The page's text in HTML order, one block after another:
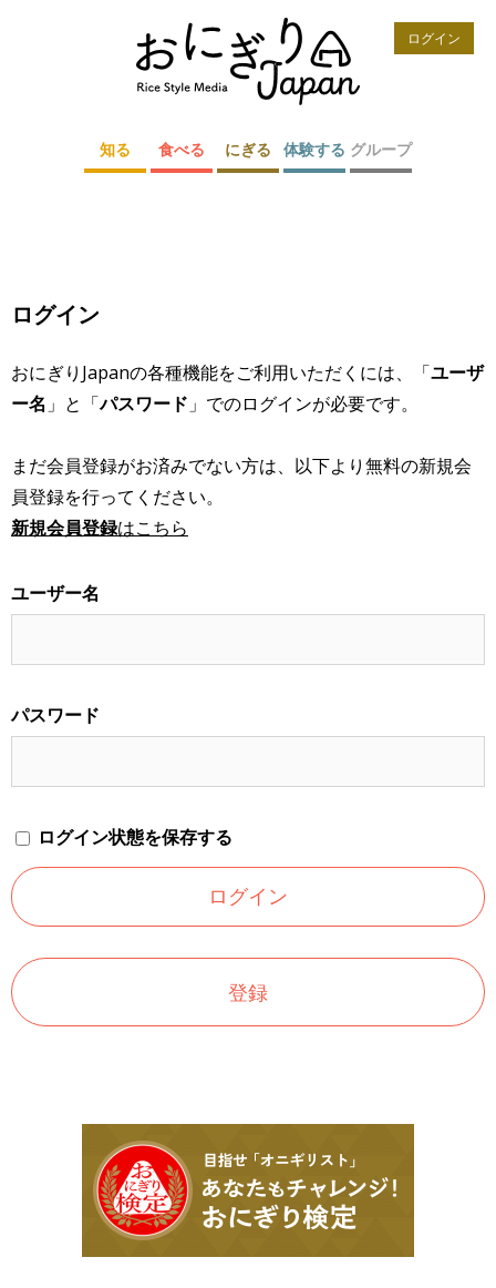
ログイン
知る 食べる にぎる 体験する グループ
ログイン
おにぎりJapanの各種機能をご利用いただくには、「ユーザ
ー名 」と「パスワード 」でのログインが必要です。
まだ会員登録がお済みでない方は、以下より無料の新規会
員登録を行ってください。
新規会員登録はこちら
ユーザー名
パスワード
ログイン状態を保存する
登録